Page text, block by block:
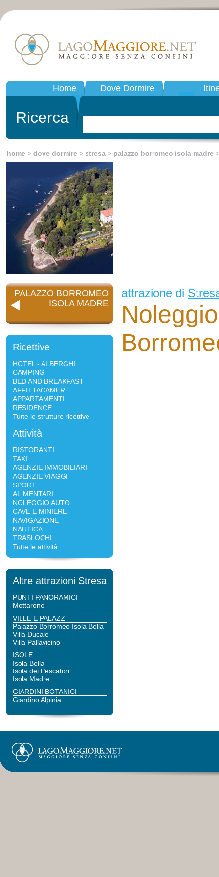
Home Dove Dormire
Ricerca
home > dove dormire > stresa > palazzo borromeo isola madre
PALAZZO BORROMEO
ISOLA MADRE
Ricettive
HOTEL - ALBERGHI
CAMPING
BED AND BREAKFAST
AFFITTACAMERE
APPARTAMENTI
RESIDENCE
Tutte le strutture ricettive
Attività
RISTORANTI
TAXI
AGENZIE IMMOBILIARI
AGENZIE VIAGGI
SPORT
ALIMENTARI
NOLEGGIO AUTO
CAVE E MINIERE
NAVIGAZIONE
NAUTICA
TRASLOCHI
Tutte le attività
Altre attrazioni Stresa
PUNTI PANORAMICI
Mottarone
VILLE E PALAZZI
Palazzo Borromeo Isola Bella
Villa Ducale
Villa Pallavicino
ISOLE
Isola Bella
Isola dei Pescatori
Isola Madre
GIARDINI BOTANICI
Giardino Alpinia
attrazione di